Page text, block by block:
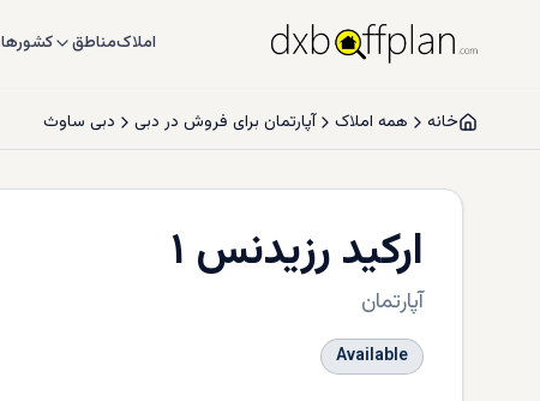
املاکمناطق کشورها
خانه همه املاک آپارتمان برای فروش در دبی دبی ساوث
ارکید رزیدنس ۱
آپارتمان
Available